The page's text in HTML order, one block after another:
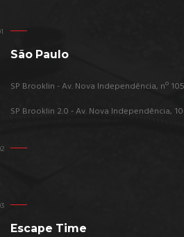
São Paulo
SP Brooklin - Av. Nova Independência, nº
SP Brooklin 2.0 - Av. Nova Independência,
Escape Time